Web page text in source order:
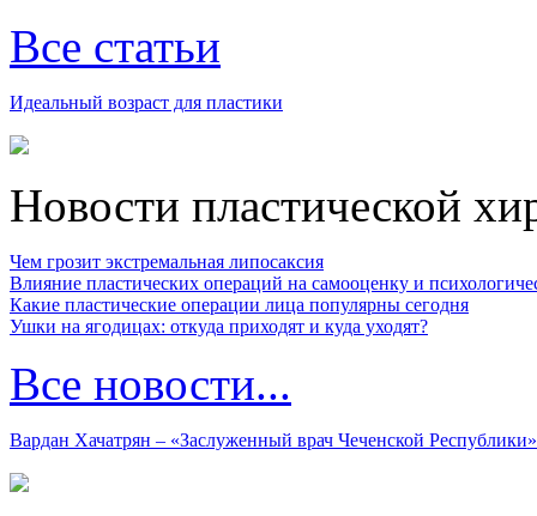
Все статьи
Идеальный возраст для пластики
Новости пластической
Чем грозит экстремальная липосаксия
Влияние пластических операций на самооценку и
Какие пластические операции лица популярны сегодня
Ушки на ягодицах: откуда приходят и куда уходят?
Все новости...
Вардан Хачатрян – «Заслуженный врач Чеченской Республики»